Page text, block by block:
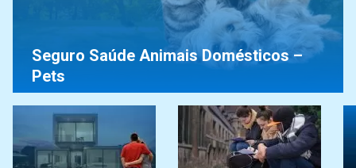
Seguro Saúde Animais Domésticos –
Pets